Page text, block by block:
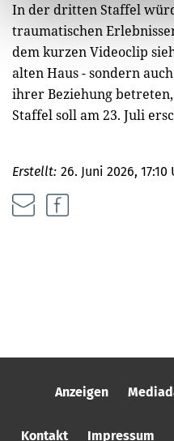
In der dritten Staffel
traumatischen
dem kurzen Videoclip
alten Haus - sondern
ihrer Beziehung
Staffel soll am 23. Juli
Erstellt: 26. Juni 2026, 17:10
Anzeigen
Kontakt Impressum